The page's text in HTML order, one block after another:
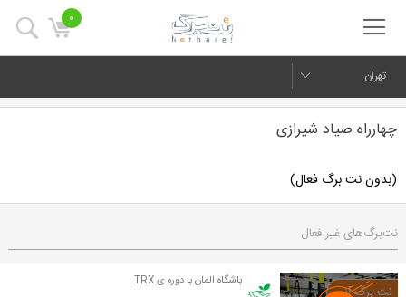
0
تهران
چهارراه صیاد شیرازی
(بدون نت برگ فعال)
نت‌برگ‌های غیر فعال
باشگاه المان با دوره ی TRX